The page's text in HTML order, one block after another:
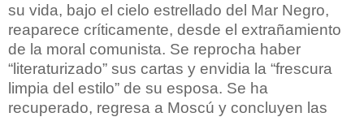
su vida, bajo el cielo estrellado del Mar Negro,
reaparece críticamente, desde el extrañamiento
de la moral comunista. Se reprocha haber
“literaturizado” sus cartas y envidia la “frescura
limpia del estilo” de su esposa. Se ha
recuperado, regresa a Moscú y concluyen las